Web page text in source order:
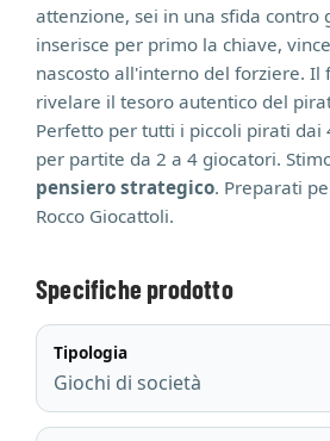
attenzione, sei in una sfida contro
inserisce per primo la chiave,
nascosto all'interno del forziere. Il
rivelare il tesoro autentico del
Perfetto per tutti i piccoli pirati dai
per partite da 2 a 4 giocatori.
pensiero strategico. Preparati
Rocco Giocattoli.
Specifiche prodotto
Tipologia
Giochi di società